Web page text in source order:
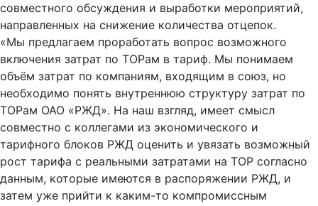
совместного обсуждения и выработки мероприятий,
направленных на снижение количества отцепок.
«Мы предлагаем проработать вопрос возможного
включения затрат по ТОРам в тариф. Мы понимаем
объём затрат по компаниям, входящим в союз, но
необходимо понять внутреннюю структуру затрат по
ТОРам ОАО «РЖД». На наш взгляд, имеет смысл
совместно с коллегами из экономического и
тарифного блоков РЖД оценить и увязать возможный
рост тарифа с реальными затратами на ТОР согласно
данным, которые имеются в распоряжении РЖД, и
затем уже прийти к каким-то компромиссным